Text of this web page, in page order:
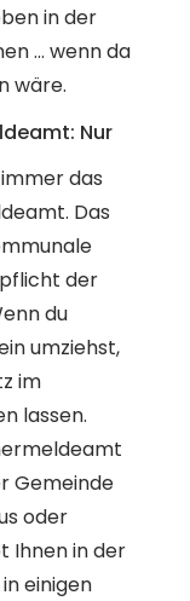
in der
… wenn da
wäre.
Nur
das
Das
der
du
umziehst,
im
lassen.
Gemeinde
oder
Ihnen in der
einigen